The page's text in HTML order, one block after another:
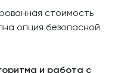
стоимость
опция безопасной
и работа с